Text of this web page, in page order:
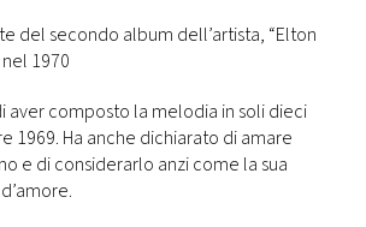
del secondo album dell’artista, “Elton
1970
aver composto la melodia in soli dieci
1969. Ha anche dichiarato di amare
e di considerarlo anzi come la sua